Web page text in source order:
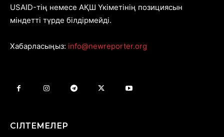
USAID-тің немесе АҚШ Үкіметінің позициясын
міндетті түрде білдірмейді.
Хабарласыңыз: info@newreporter.org
СІЛТЕМЕЛЕР